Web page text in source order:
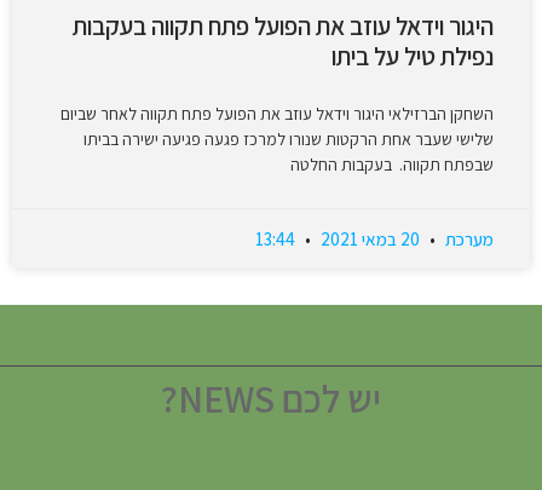
היגור וידאל עוזב את הפועל פתח תקווה בעקבות
נפילת טיל על ביתו
השחקן הברזילאי היגור וידאל עוזב את הפועל פתח תקווה לאחר שביום
שלישי שעבר אחת הרקטות שנורו למרכז פגעה פגיעה ישירה בביתו
שבפתח תקווה. בעקבות החלטה
מערכת
יש לכם NEWS?